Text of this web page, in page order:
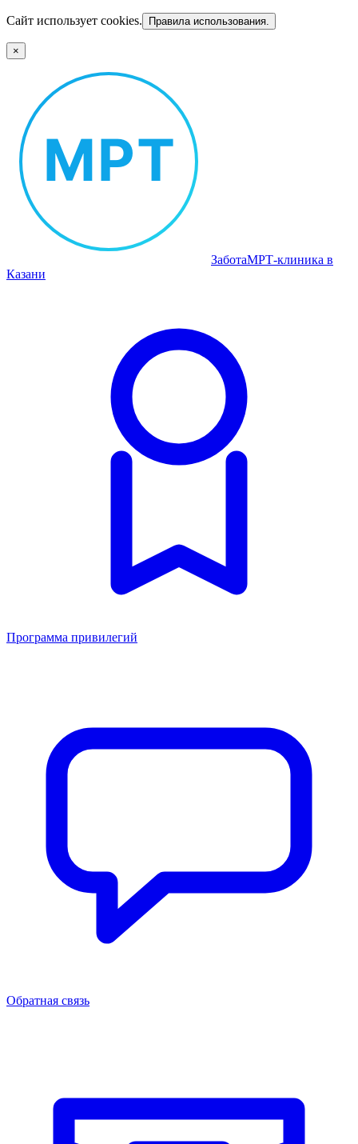
Сайт использует cookies. Правила использования.
×
ЗаботаМРТ‑клиника в
Казани
Программа привилегий
Обратная связь